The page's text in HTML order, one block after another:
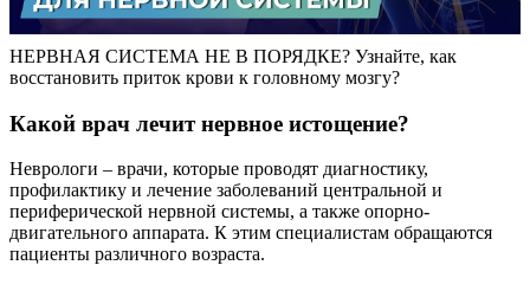
НЕРВНАЯ СИСТЕМА НЕ В ПОРЯДКЕ? Узнайте, как
восстановить приток крови к головному мозгу?
Какой врач лечит нервное истощение?
Неврологи – врачи, которые проводят диагностику,
профилактику и лечение заболеваний центральной и
периферической нервной системы, а также опорно-
двигательного аппарата. К этим специалистам обращаются
пациенты различного возраста.